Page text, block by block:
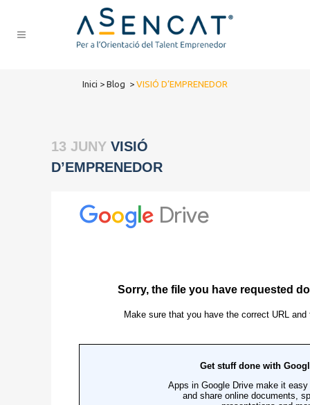
Inici > Blog > VISIÓ D’EMPRENEDOR
13 JUNY VISIÓ
D’EMPRENEDOR